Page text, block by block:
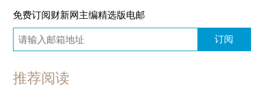
免费订阅财新网主编精选版电邮
订阅
推荐阅读